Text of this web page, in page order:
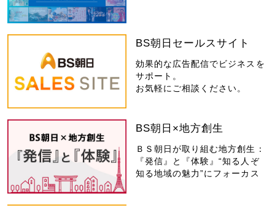
BS朝日セールスサイト
効果的な広告配信でビジネスを
サポート。
お気軽にご相談ください。
BS朝日×地方創生
ＢＳ朝日が取り組む地方創生：
『発信』と『体験』“知る人ぞ
知る地域の魅力”にフォーカス